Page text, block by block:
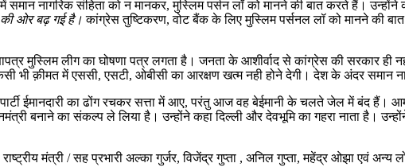
समान नागरिक संहिता को न मानकर, मुस्लिम पर्सन लॉ को मानने की बात करते हैं।
की ओर बढ़ गई है। कांग्रेस तुष्टिकरण, वोट बैंक के लिए मुस्लिम पर्सनल लॉ को मानने की
मुस्लिम लीग का घोषणा पत्र लगता है। जनता के आशीर्वाद से कांग्रेस की सरकार ही
भी क़ीमत में एससी, एसटी, ओबीसी का आरक्षण खत्म नही होने देगी। देश के अंदर समान
ईमानदारी का ढोंग रचकर सत्ता में आए, परंतु आज वह बेईमानी के चलते जेल में बंद हैं।
बनाने का संकल्प ले लिया है। उन्होंने कहा दिल्ली और देवभूमि का गहरा नाता है।
राष्ट्रीय मंत्री / सह प्रभारी अल्का गुर्जर, विजेंद्र गुप्ता , अनिल गुप्ता, महेंद्र ओझा एवं अन्य